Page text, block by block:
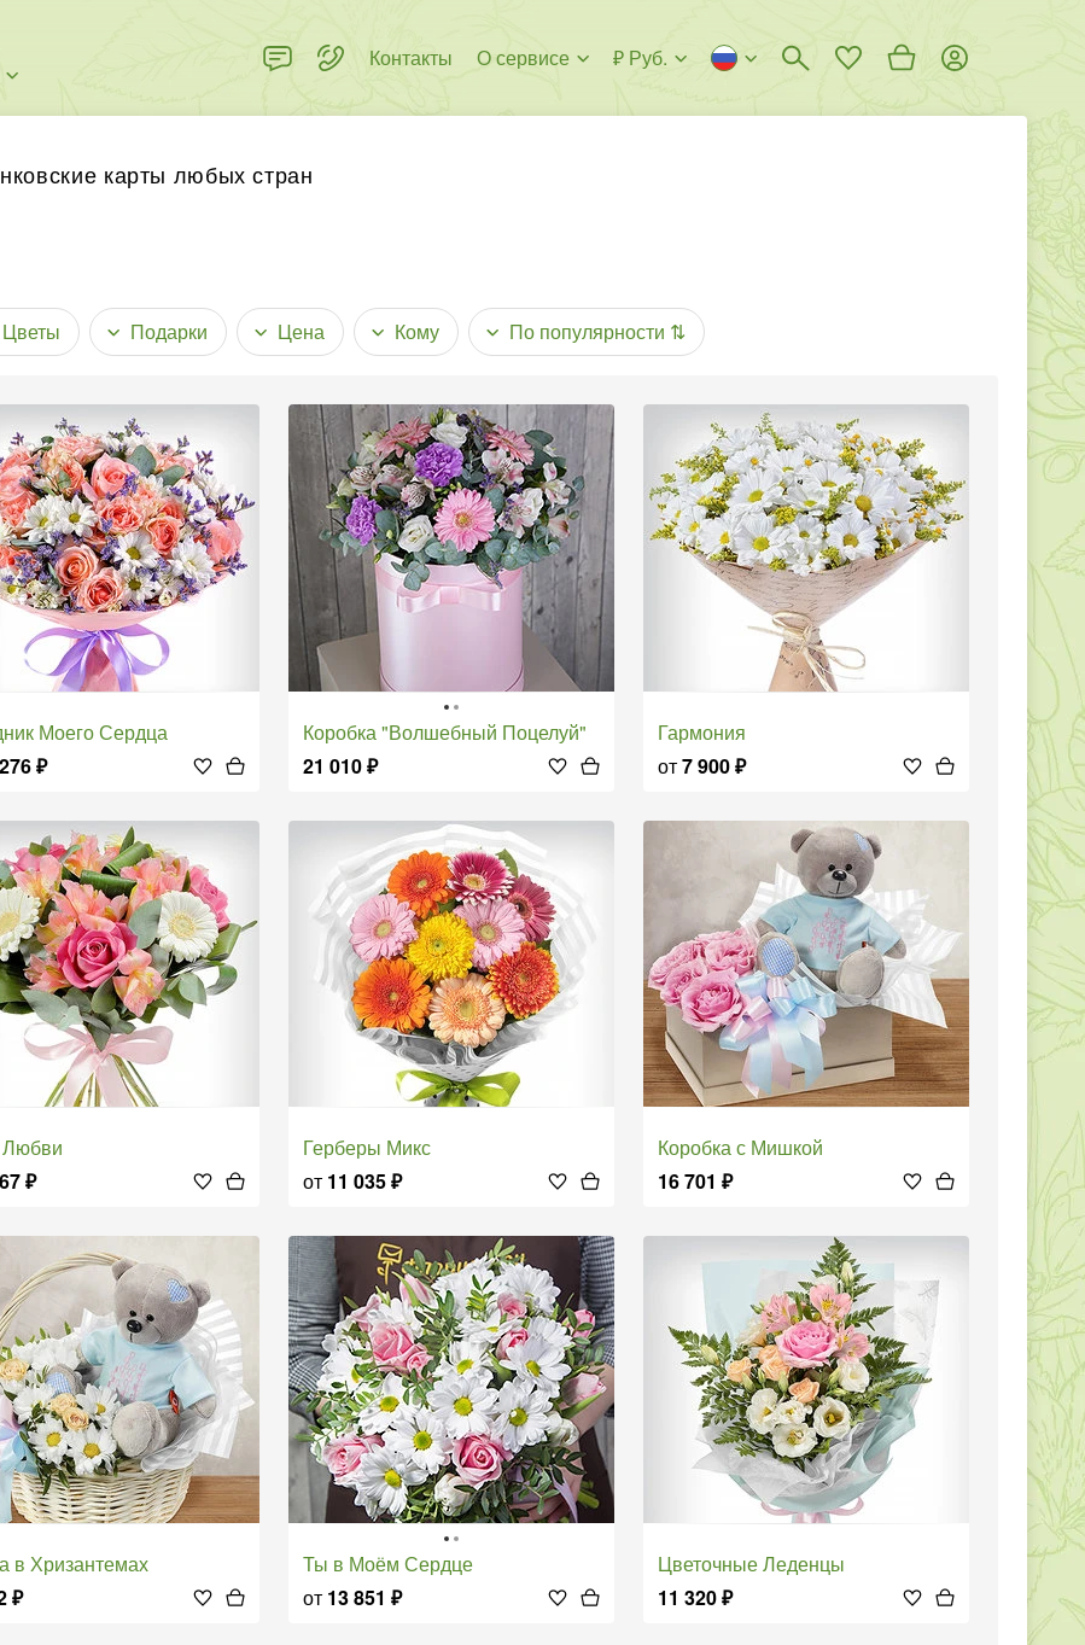
Контакты О сервисе ₽ Руб.
карты любых стран
Цветы Подарки Цена Кому По популярности ⇅
Моего Сердца
₽
Коробка "Волшебный Поцелуй"
21 010₽
Гармония
от7 900₽
Любви
₽
Герберы Микс
от 11 035₽
Коробка с Мишкой
16 701 ₽
в Хризантемах
₽
Ты в Моём Сердце
от 13 851 ₽
Цветочные Леденцы
11 320₽